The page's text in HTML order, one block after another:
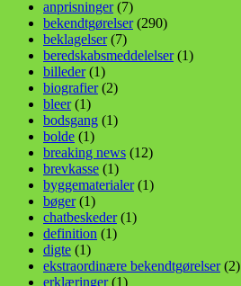
anprisninger(7)
bekendtgørelser(290)
beklagelser(7)
beredskabsmeddelelser(1)
billeder(1)
biografier(2)
bleer(1)
bodsgang (1)
bolde (1)
breaking news (12)
brevkasse (1)
byggematerialer(1)
bøger(1)
chatbeskeder(1)
definition (1)
digte (1)
ekstraordinære bekendtgørelser(2)
erklæringer(1)